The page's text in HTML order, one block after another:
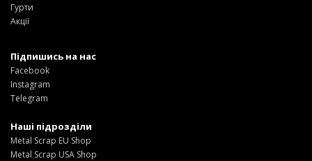
Гурти
Акції
Підпишись на нас
Facebook
Instagram
Telegram
Наші підрозділи
Metal Scrap EU Shop
Metal Scrap USA Shop